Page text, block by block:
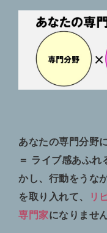
あなたの専門分野に
＝ ライブ感あふ
かし、行動をうな
を取り入れて、
リ
専門家になりませ